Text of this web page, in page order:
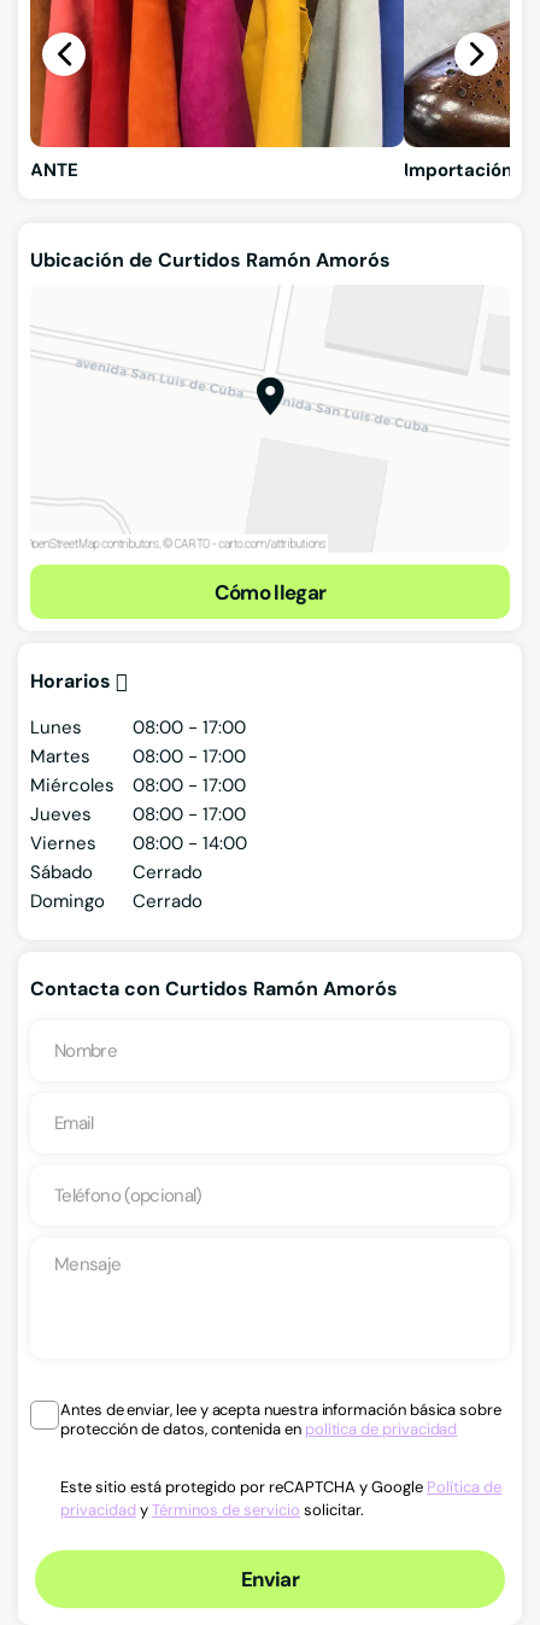
ANTE Importación
Ubicación de Curtidos Ramón Amorós
Cómo llegar
Horarios
Lunes
08:00 - 17:00
Martes
08:00 - 17:00
Miércoles
08:00 - 17:00
Jueves
08:00 - 17:00
Viernes
08:00 - 14:00
Sábado
Cerrado
Domingo
Cerrado
Contacta con Curtidos Ramón Amorós
Antes de enviar, lee y acepta nuestra información básica sobre
protección de datos, contenida en política de privacidad
Este sitio está protegido por reCAPTCHA y Google Política de
privacidad yTérminos de servicio solicitar.
Enviar